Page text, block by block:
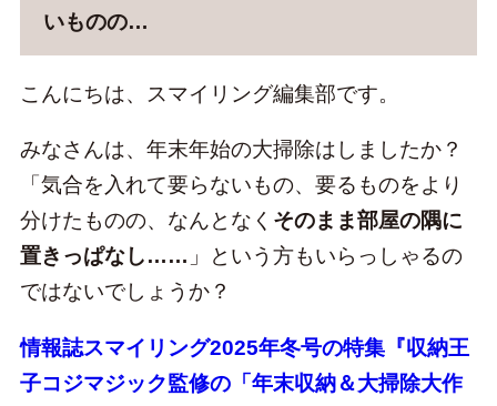
FacebookInstagramYouTube
いものの…
こんにちは、スマイリング編集部です。
みなさんは、年末年始の大掃除はしましたか？
「気合を入れて要らないもの、要るものをより
分けたものの、なんとなく そのまま部屋の隅に
置きっぱなし…… 」という方もいらっしゃるの
ではないでしょうか？
情報誌スマイリング2025年冬号の特集『収納王
子コジマジック監修の「年末収納＆大掃除大作